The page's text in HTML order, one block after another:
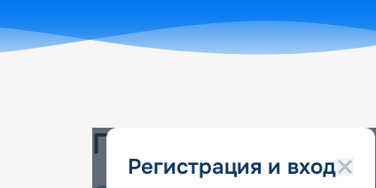
Регистрация и вход
Популярные круизы